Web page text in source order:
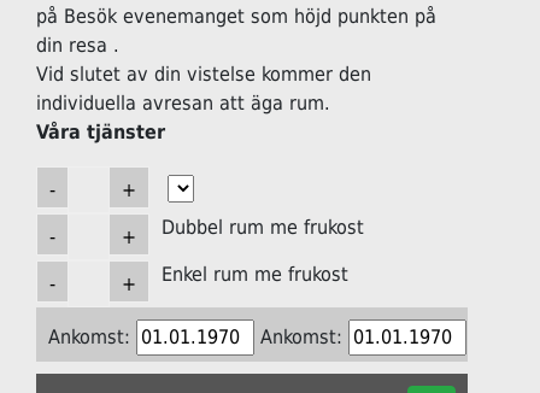
på Besök evenemanget som höjd punkten på
din resa .
Vid slutet av din vistelse kommer den
individuella avresan att äga rum.
Våra tjänster
Dubbel rum me frukost
Enkel rum me frukost
Ankomst: Ankomst: